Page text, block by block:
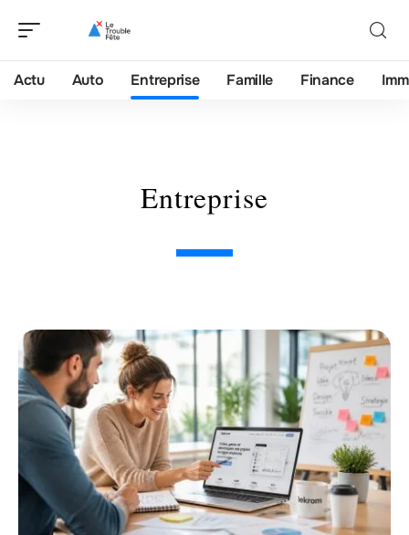
Actu Auto Entreprise Famille Finance
Entreprise